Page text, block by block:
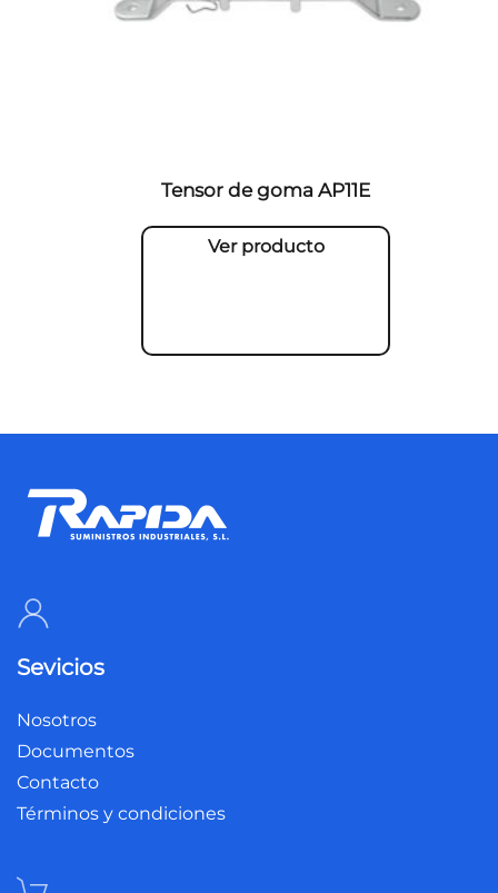
Tensor de goma AP11E
Ver producto
Sevicios
Nosotros
Documentos
Contacto
Términos y condiciones